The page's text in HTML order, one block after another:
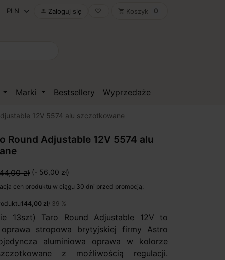
 Zaloguj się favorite_border shopping_cart Koszyk 0
Marki Bestsellery Wyprzedaże
12V 5574 alu szczotkowane
Round Adjustable 12V 5574 alu
zł (- 56,00 zł)
cen produktu w ciągu 30 dni przed promocją:
144,00 zł/ 39 %
13szt) Taro Round Adjustable 12V to
oprawa stropowa brytyjskiej firmy Astro
aluminiowa oprawa w kolorze
z możliwością regulacji.